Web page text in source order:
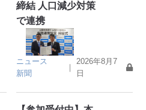
締結 人口減少対策
で連携
ニュース
新聞
｜
2026年8月7
日